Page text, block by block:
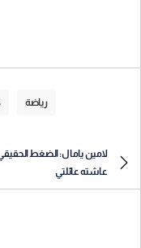
رياضة
لامين يامال: الضغط
عاشته عائلتي